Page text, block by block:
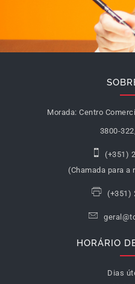
Morada: Centro
3800-
(+351)
(Chamada para a
(+351)
HORÁRIO
Dias